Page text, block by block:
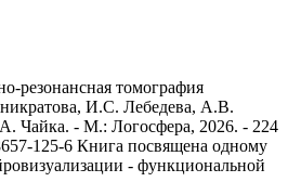
резонансная томография
И.С. Лебедева, А.В.
Чайка. - М.: Логосфера, 2026. - 224
125-6 Книга посвящена одному
- функциональной